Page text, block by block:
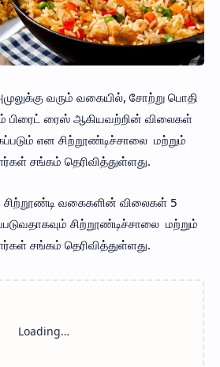
வரும் வகையில், சோற்று பொதி
பிரைட் ரைஸ் ஆகியவற்றின் விலைகள்
என சிற்றூண்டிச்சாலை மற்றும்
சங்கம் தெரிவித்துள்ளது.
சிற்றூண்டி வகைகளின் விலைகள் 5
சிற்றூண்டிச்சாலை மற்றும்
சங்கம் தெரிவித்துள்ளது.